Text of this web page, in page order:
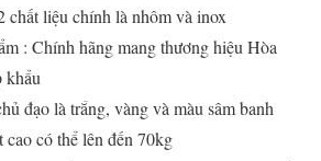
chất liệu chính là nhôm và inox
: Chính hãng mang thương hiệu Hòa
khẩu
đạo là trắng, vàng và màu sâm banh
có thể lên đến 70kg